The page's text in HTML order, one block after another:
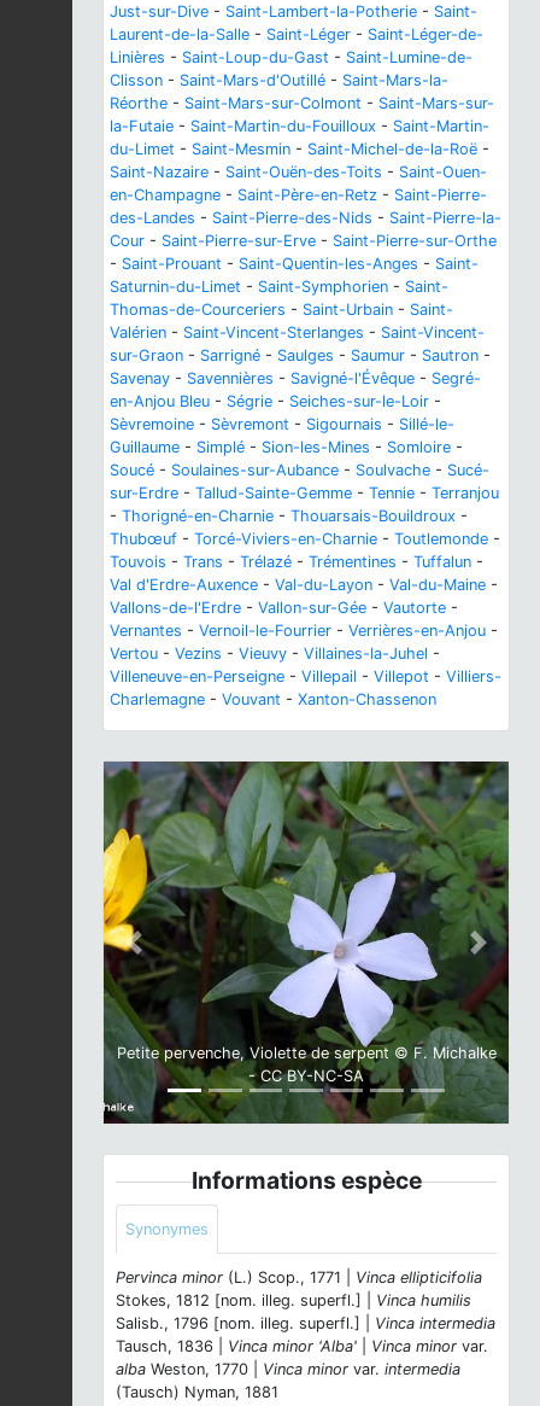
Just-sur-Dive - Saint-Lambert-la-Potherie - Saint-
Laurent-de-la-Salle - Saint-Léger - Saint-Léger-de-
Linières - Saint-Loup-du-Gast - Saint-Lumine-de-
Clisson - Saint-Mars-d'Outillé - Saint-Mars-la-
Réorthe - Saint-Mars-sur-Colmont - Saint-Mars-sur-
la-Futaie - Saint-Martin-du-Fouilloux - Saint-Martin-
du-Limet - Saint-Mesmin - Saint-Michel-de-la-Roë -
Saint-Nazaire - Saint-Ouën-des-Toits - Saint-Ouen-
en-Champagne - Saint-Père-en-Retz - Saint-Pierre-
des-Landes - Saint-Pierre-des-Nids - Saint-Pierre-la-
Cour - Saint-Pierre-sur-Erve - Saint-Pierre-sur-Orthe
- Saint-Prouant - Saint-Quentin-les-Anges - Saint-
Saturnin-du-Limet - Saint-Symphorien - Saint-
Thomas-de-Courceriers - Saint-Urbain - Saint-
Valérien - Saint-Vincent-Sterlanges - Saint-Vincent-
sur-Graon - Sarrigné - Saulges - Saumur - Sautron -
Savenay - Savennières - Savigné-l'Évêque - Segré-
en-Anjou Bleu - Ségrie - Seiches-sur-le-Loir -
Sèvremoine - Sèvremont - Sigournais - Sillé-le-
Guillaume - Simplé - Sion-les-Mines - Somloire -
Soucé - Soulaines-sur-Aubance - Soulvache - Sucé-
sur-Erdre - Tallud-Sainte-Gemme - Tennie - Terranjou
- Thorigné-en-Charnie - Thouarsais-Bouildroux -
Thubœuf - Torcé-Viviers-en-Charnie - Toutlemonde -
Touvois - Trans - Trélazé - Trémentines - Tuffalun -
Val d'Erdre-Auxence - Val-du-Layon - Val-du-Maine -
Vallons-de-l'Erdre - Vallon-sur-Gée - Vautorte -
Vernantes - Vernoil-le-Fourrier - Verrières-en-Anjou -
Vertou - Vezins - Vieuvy - Villaines-la-Juhel -
Villeneuve-en-Perseigne - Villepail - Villepot - Villiers-
Charlemagne - Vouvant - Xanton-Chassenon
Petite pervenche, Violette de serpent © F. Michalke
- CC BY-NC-SA
Previous Next
Informations espèce
Synonymes
Pervinca minor (L.) Scop., 1771 | Vinca ellipticifolia
Stokes, 1812 [nom. illeg. superfl.] | Vinca humilis
Salisb., 1796 [nom. illeg. superfl.] | Vinca intermedia
Tausch, 1836 | Vinca minor 'Alba' Vinca minor var.
alba Weston, 1770 | Vinca minor var. intermedia
(Tausch) Nyman, 1881